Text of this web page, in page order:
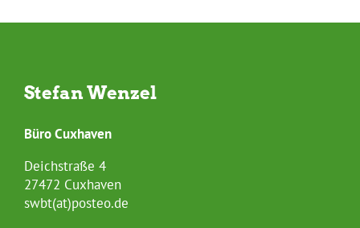
Stefan Wenzel
Büro Cuxhaven
Deichstraße 4
27472 Cuxhaven
swbt(at)posteo.de